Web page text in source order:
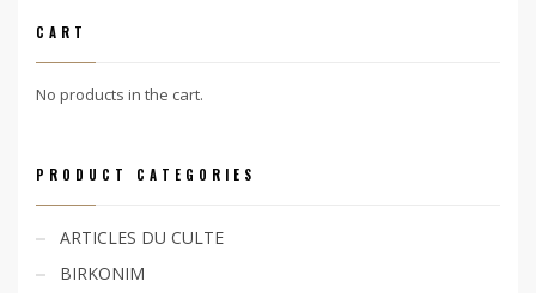
CART
No products in the cart.
PRODUCT CATEGORIES
ARTICLES DU CULTE
BIRKONIM